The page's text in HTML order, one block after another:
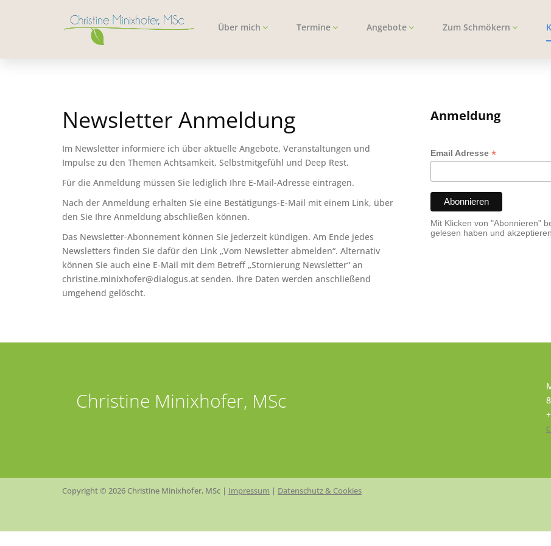
Über mich Termine Angebote Zum Schmökern
Newsletter Anmeldung
Im Newsletter informiere ich über aktuelle Angebote, Veranstaltungen und
Impulse zu den Themen Achtsamkeit, Selbstmitgefühl und Deep Rest.
Für die Anmeldung müssen Sie lediglich Ihre E-Mail-Adresse eintragen.
Nach der Anmeldung erhalten Sie eine Bestätigungs-E-Mail mit einem Link, über
den Sie Ihre Anmeldung abschließen können.
Das Newsletter-Abonnement können Sie jederzeit kündigen. Am Ende jedes
Newsletters finden Sie dafür den Link „Vom Newsletter abmelden“. Alternativ
können Sie auch eine E-Mail mit dem Betreff „Stornierung Newsletter“ an
christine.minixhofer@dialogus.at senden. Ihre Daten werden anschließend
umgehend gelöscht.
Anmeldung
Email Adresse *
Mit Klicken von "Abonnieren"
gelesen haben und akzeptieren.
Christine Minixhofer, MSc
Copyright © 2026 Christine Minixhofer, MSc | Impressum | Datenschutz & Cookies